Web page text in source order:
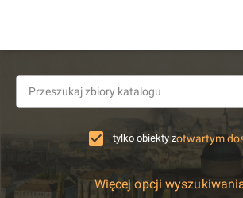
tylko obiekty zotwartym
Więcej opcji